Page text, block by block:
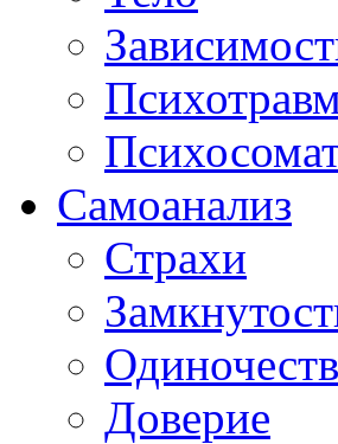
Самоанализ
Страхи
Доверие